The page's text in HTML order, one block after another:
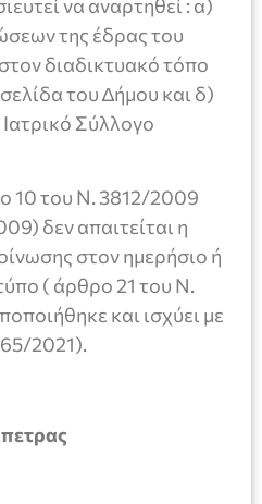
να αναρτηθεί : α)
της έδρας του
διαδικτυακό τόπο
του ∆ήµου και δ)
Σύλλογο
10 του Ν. 3812/2009
δεν απαιτείται η
στον ημερήσιο ή
( άρθρο 21 του Ν.
και ισχύει με
2021).